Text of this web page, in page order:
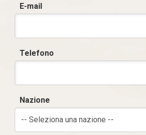
E-mail
Telefono
Nazione
-- Seleziona una nazione --